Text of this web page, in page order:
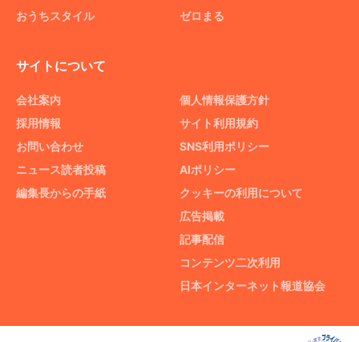
おうちスタイル
ゼロまる
サイトについて
会社案内
採用情報
お問い合わせ
ニュース読者投稿
編集長からの手紙
個人情報保護方針
サイト利用規約
SNS利用ポリシー
AIポリシー
クッキーの利用について
広告掲載
記事配信
コンテンツ二次利用
日本インターネット報道協会